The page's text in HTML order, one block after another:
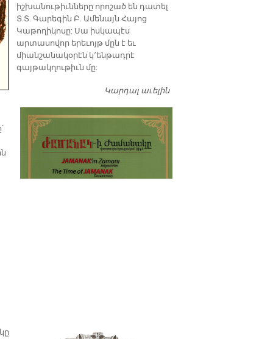
իշխանութիւնները որոշած են դատել
Տ.Տ. Գարեգին Բ. Ամենայն Հայոց
Կաթողիկոսը: Սա իսկապէս
արտասովոր երեւոյթ մըն է եւ
միանշանակօրէն կ՚ենթադրէ
գայթակղութիւն մը:
Կարդալ աւելինԴատել…